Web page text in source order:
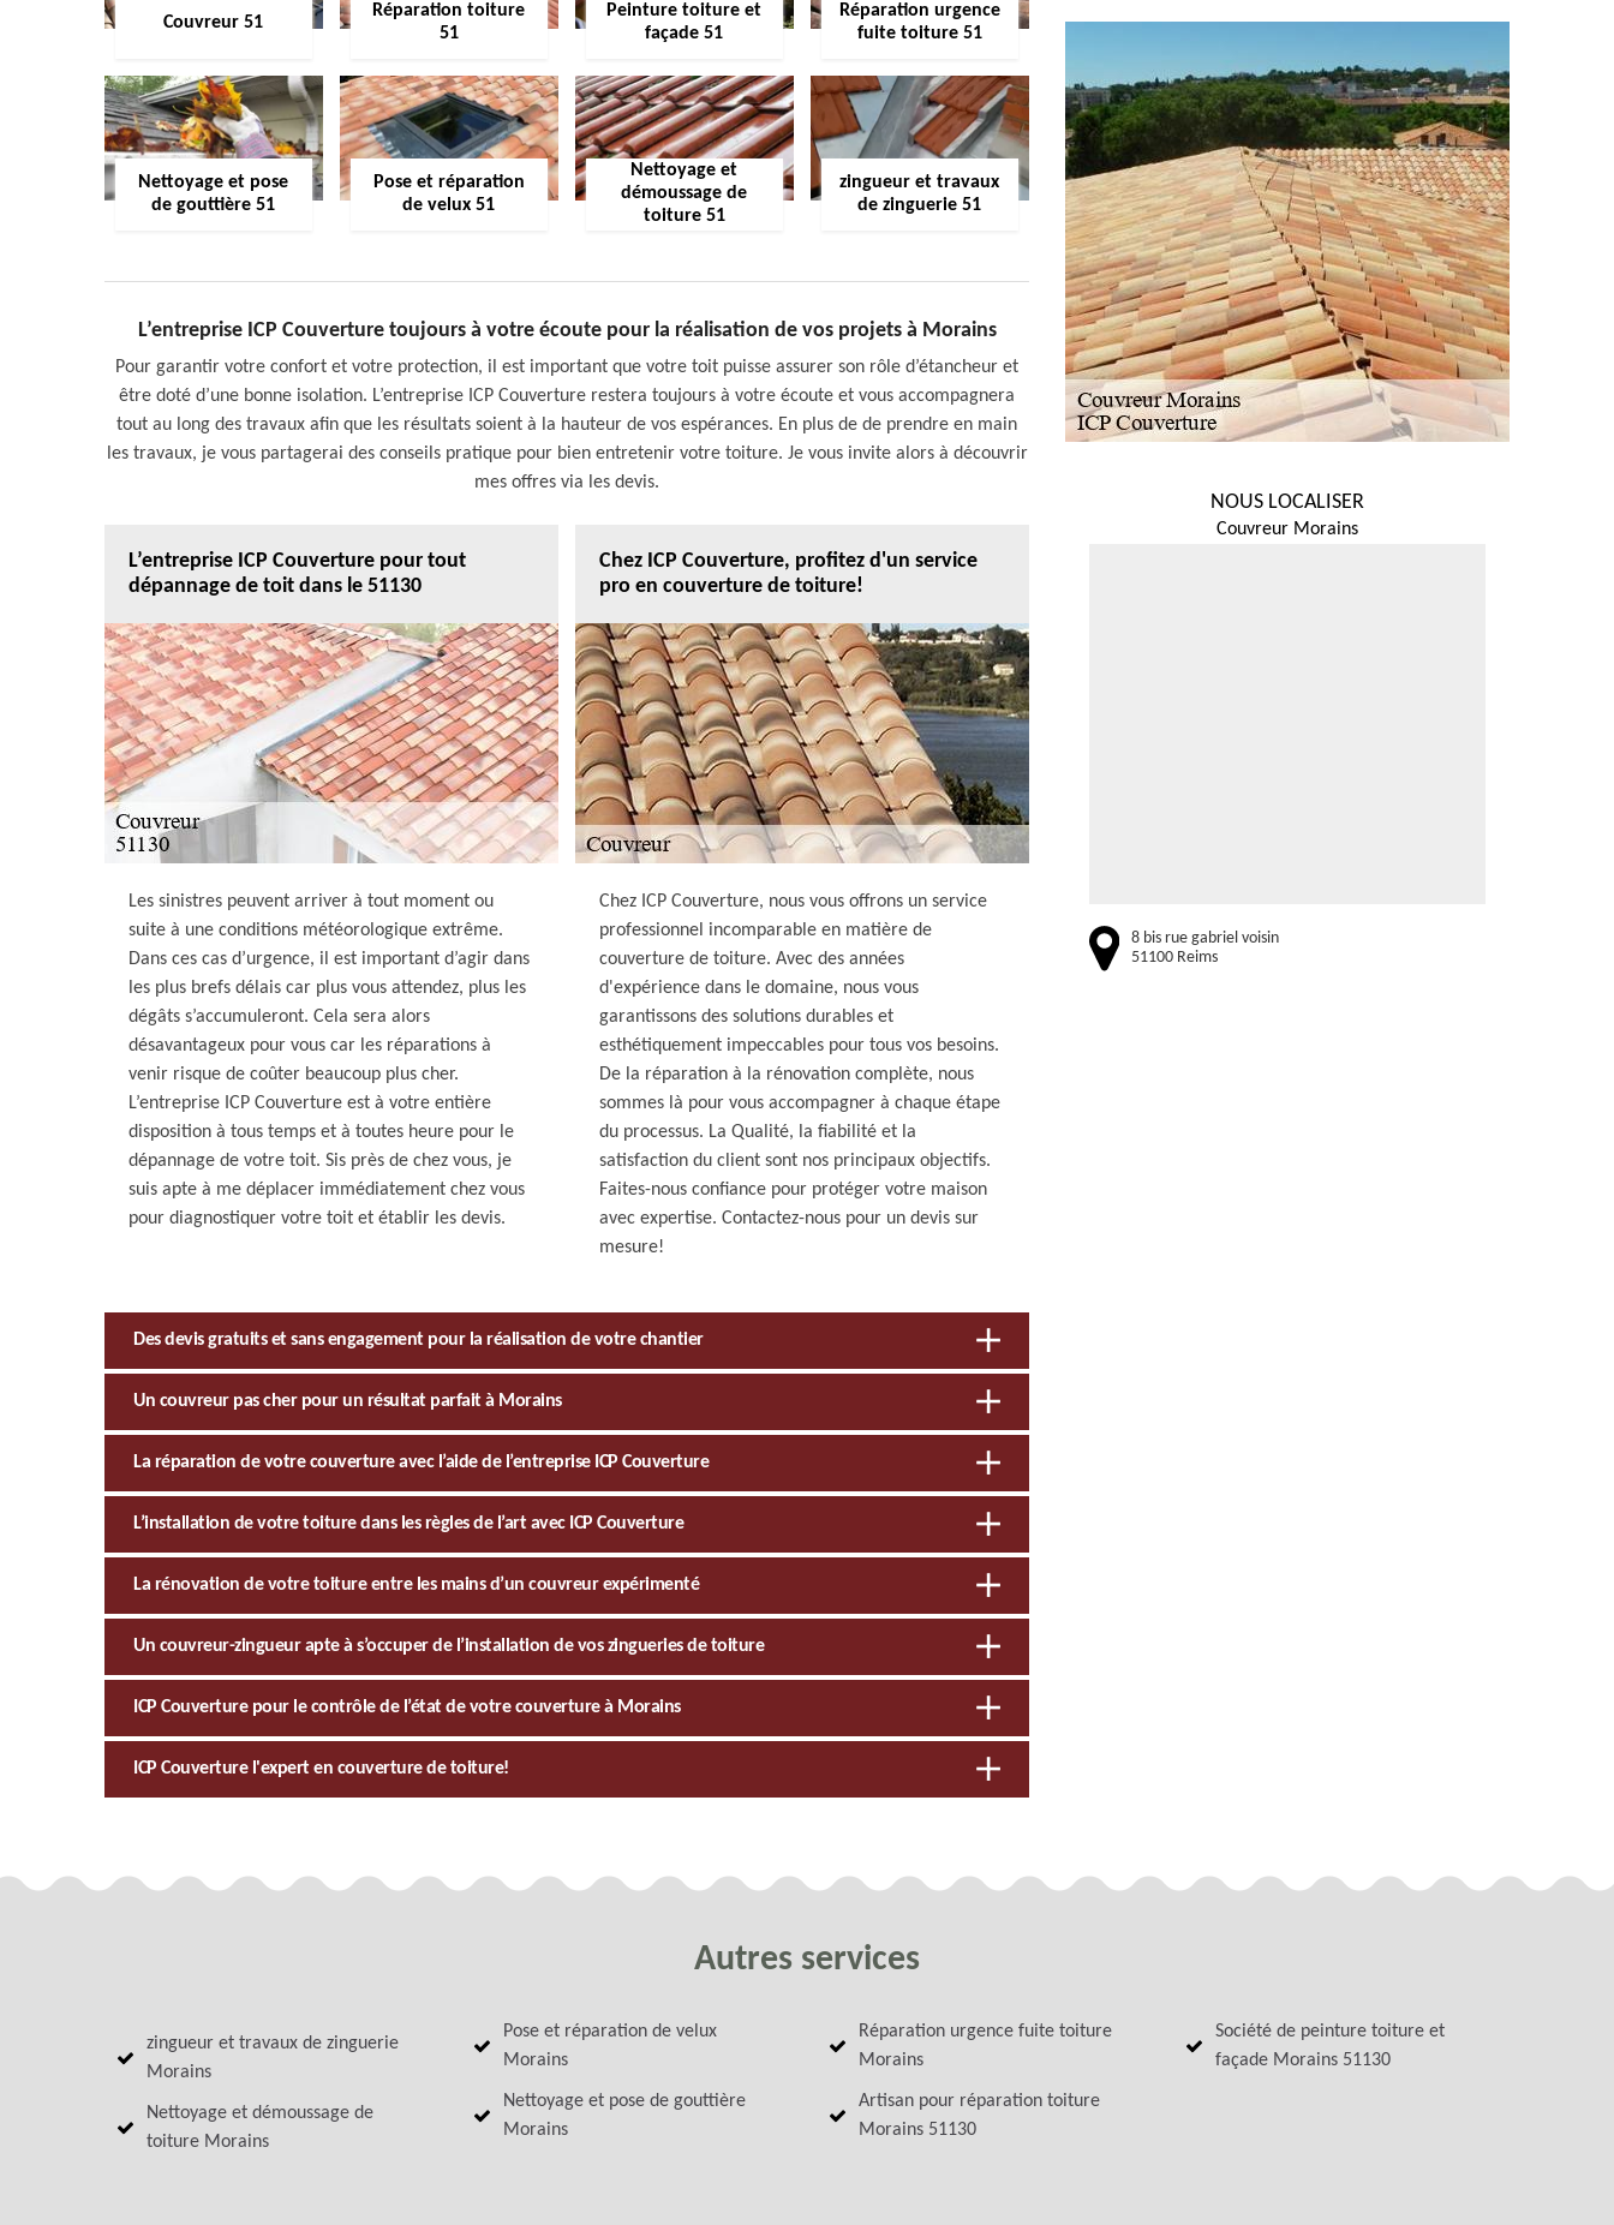
Couvreur 51
Réparation toiture
51
Peinture toiture et
façade 51
Réparation urgence
fuite toiture 51
Nettoyage et pose
de gouttière 51
Pose et réparation
de velux 51
Nettoyage et
démoussage de
toiture 51
zingueur et travaux
de zinguerie 51
L’entreprise ICP Couverture toujours à votre écoute pour la réalisation de vos projets à Morains
Pour garantir votre confort et votre protection, il est important que votre toit puisse assurer son rôle d’étancheur et
être doté d’une bonne isolation. L’entreprise ICP Couverture restera toujours à votre écoute et vous accompagnera
tout au long des travaux afin que les résultats soient à la hauteur de vos espérances. En plus de de prendre en main
les travaux, je vous partagerai des conseils pratique pour bien entretenir votre toiture. Je vous invite alors à découvrir
mes offres via les devis.
L’entreprise ICP Couverture pour tout
dépannage de toit dans le 51130
Les sinistres peuvent arriver à tout moment ou
suite à une conditions météorologique extrême.
Dans ces cas d’urgence, il est important d’agir dans
les plus brefs délais car plus vous attendez, plus les
dégâts s’accumuleront. Cela sera alors
désavantageux pour vous car les réparations à
venir risque de coûter beaucoup plus cher.
L’entreprise ICP Couverture est à votre entière
disposition à tous temps et à toutes heure pour le
dépannage de votre toit. Sis près de chez vous, je
suis apte à me déplacer immédiatement chez vous
pour diagnostiquer votre toit et établir les devis.
Chez ICP Couverture, profitez d'un service
pro en couverture de toiture!
Chez ICP Couverture, nous vous offrons un service
professionnel incomparable en matière de
couverture de toiture. Avec des années
d'expérience dans le domaine, nous vous
garantissons des solutions durables et
esthétiquement impeccables pour tous vos besoins.
De la réparation à la rénovation complète, nous
sommes là pour vous accompagner à chaque étape
du processus. La Qualité, la fiabilité et la
satisfaction du client sont nos principaux objectifs.
Faites-nous confiance pour protéger votre maison
avec expertise. Contactez-nous pour un devis sur
mesure!
Des devis gratuits et sans engagement pour la réalisation de votre chantier
Un couvreur pas cher pour un résultat parfait à Morains
La réparation de votre couverture avec l’aide de l’entreprise ICP Couverture
L’installation de votre toiture dans les règles de l’art avec ICP Couverture
La rénovation de votre toiture entre les mains d’un couvreur expérimenté
Un couvreur-zingueur apte à s’occuper de l’installation de vos zingueries de toiture
ICP Couverture pour le contrôle de l’état de votre couverture à Morains
ICP Couverture l'expert en couverture de toiture!
NOUS LOCALISER
Couvreur Morains
8 bis rue gabriel voisin
51100 Reims
Autres services
zingueur et travaux de zinguerie
Morains
Nettoyage et démoussage de
toiture Morains
Pose et réparation de velux
Morains
Nettoyage et pose de gouttière
Morains
Réparation urgence fuite toiture
Morains
Artisan pour réparation toiture
Morains 51130
Société de peinture toiture et
façade Morains 51130